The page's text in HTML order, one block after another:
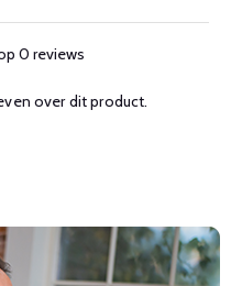
0 reviews
over dit product.